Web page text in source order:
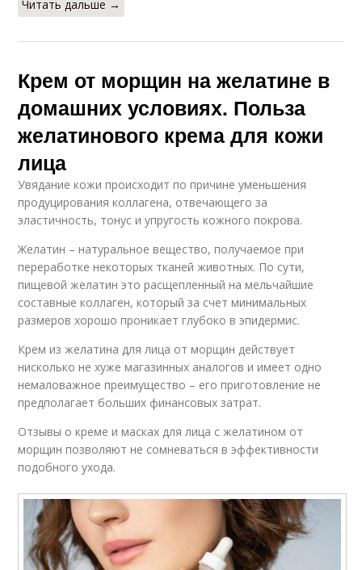
Читать дальше →
Крем от морщин на желатине в
домашних условиях. Польза
желатинового крема для кожи
лица
Увядание кожи происходит по причине уменьшения
продуцирования коллагена, отвечающего за
эластичность, тонус и упругость кожного покрова.
Желатин – натуральное вещество, получаемое при
переработке некоторых тканей животных. По сути,
пищевой желатин это расщепленный на мельчайшие
составные коллаген, который за счет минимальных
размеров хорошо проникает глубоко в эпидермис.
Крем из желатина для лица от морщин действует
нисколько не хуже магазинных аналогов и имеет одно
немаловажное преимущество – его приготовление не
предполагает больших финансовых затрат.
Отзывы о креме и масках для лица с желатином от
морщин позволяют не сомневаться в эффективности
подобного ухода.